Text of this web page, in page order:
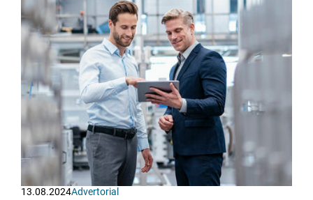
13.08.2024Advertorial